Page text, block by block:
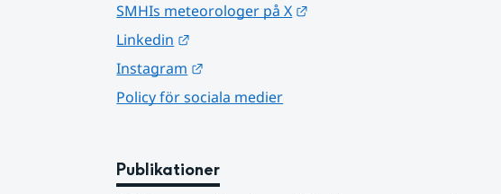
SMHIs meteorologer på X
Linkedin
Instagram
Policy för sociala medier
Publikationer